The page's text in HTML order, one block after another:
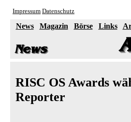
Impressum Datenschutz
News Magazin Börse Links
RISC OS Awards
Reporter